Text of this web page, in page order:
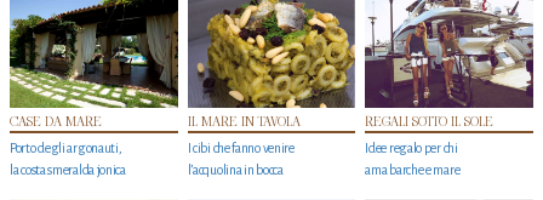
CASE DA MARE
Porto degli argonauti,
la costa smeralda jonica
IL MARE IN TAVOLA
I cibi che fanno venire
l’acquolina in bocca
REGALI SOTTO IL SOLE
Idee regalo per chi
ama barche e mare